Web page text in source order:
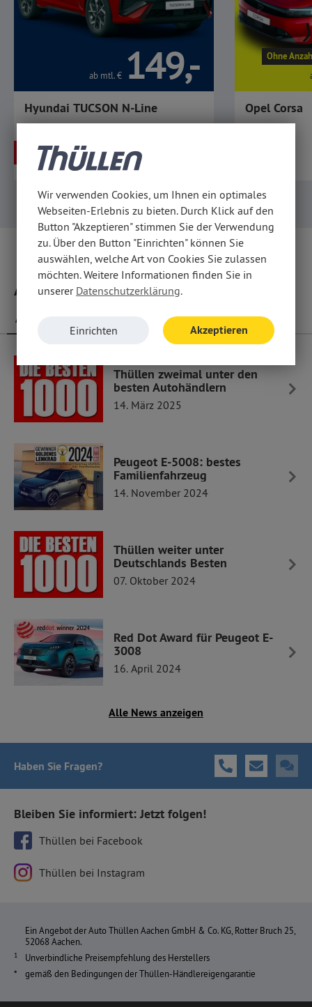
ab mtl. € 149,-
Hyundai TUCSON N-Line
- 27% ab€ 32.990,-
Ohne
Opel Corsa
Aktuelles
ALLE OPEL
Thüllen zweimal unter den
besten Autohändlern
14. März 2025
Peugeot E-5008: bestes
Familienfahrzeug
14. November 2024
Thüllen weiter unter
Deutschlands Besten
07. Oktober 2024
Red Dot Award für Peugeot E-
3008
16. April 2024
Alle News anzeigen
Haben Sie Fragen?
Bleiben Sie informiert: Jetzt folgen!
Thüllen bei Facebook
Thüllen bei Instagram
Ein Angebot der Auto Thüllen Aachen GmbH & Co. KG, Rotter Bruch 25,
52068 Aachen.
Unverbindliche Preisempfehlung des Herstellers
gemäß den Bedingungen der Thüllen-Händlereigengarantie
Wir verwenden Cookies, um Ihnen ein optimales
Webseiten-Erlebnis zu bieten. Durch Klick auf den
Button "Akzeptieren" stimmen Sie der Verwendung
zu. Über den Button "Einrichten" können Sie
auswählen, welche Art von Cookies Sie zulassen
möchten. Weitere Informationen finden Sie in
unserer Datenschutzerklärung.
Einrichten Akzeptieren